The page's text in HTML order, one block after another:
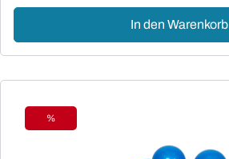
In den Warenkorb
Rabatt
%